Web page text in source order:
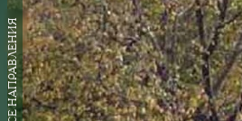
ВСЕ НАПРАВЛЕНИЯ